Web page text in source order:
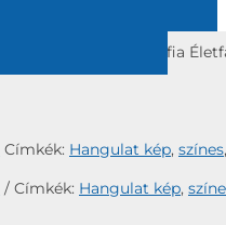
/ Marton Réka Zsófia
Címkék: Hangulat kép, színes,
Címkék: Hangulat kép,